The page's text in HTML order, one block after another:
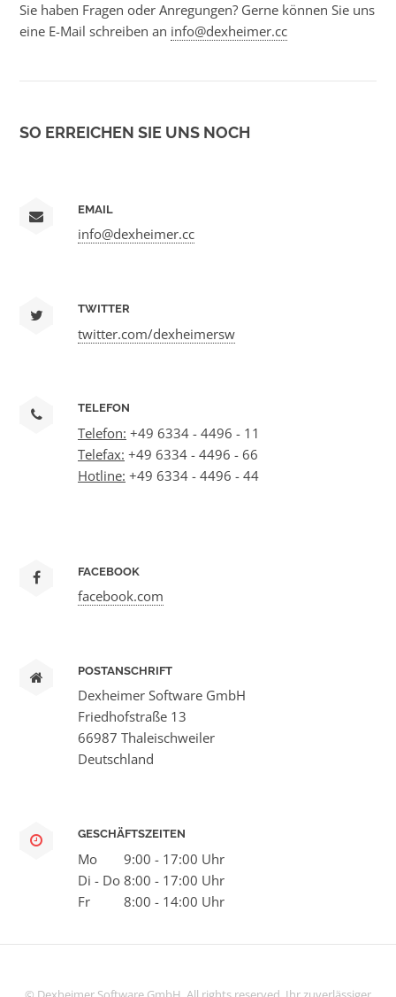
Sie haben Fragen oder Anregungen? Gerne können Sie uns
eine E-Mail schreiben an info@dexheimer.cc
SO ERREICHEN SIE UNS NOCH
EMAIL
info@dexheimer.cc
TWITTER
twitter.com/dexheimersw
TELEFON
Telefon: +49 6334 - 4496 - 11
Telefax: +49 6334 - 4496 - 66
Hotline: +49 6334 - 4496 - 44
FACEBOOK
facebook.com
POSTANSCHRIFT
Dexheimer Software GmbH
Friedhofstraße 13
66987 Thaleischweiler
Deutschland
GESCHÄFTSZEITEN
Mo
Di - Do
Fr
9:00 - 17:00 Uhr
8:00 - 17:00 Uhr
8:00 - 14:00 Uhr